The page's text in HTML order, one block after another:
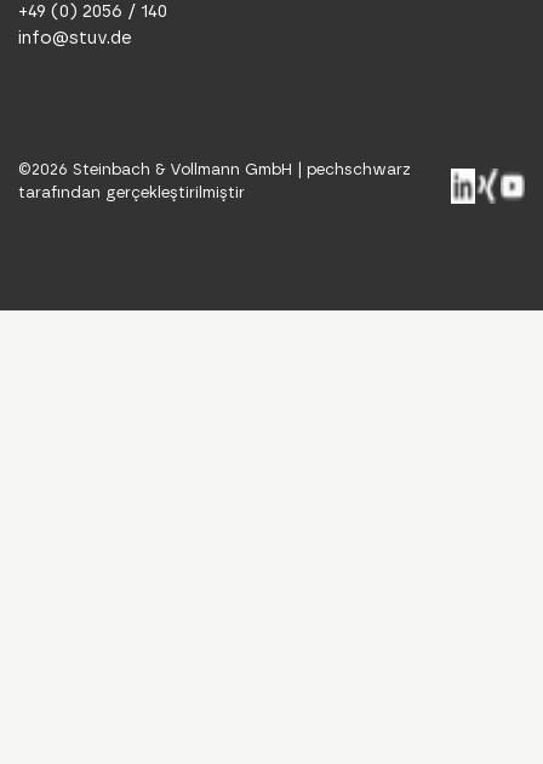
+49 (0) 2056 / 140
info@stuv.de
©2026 Steinbach & Vollmann GmbH | pechschwarz
tarafından gerçekleştirilmiştir